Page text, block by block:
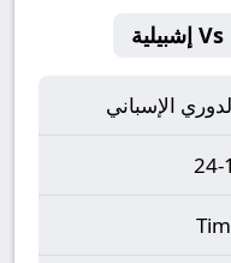
الإسباني
24-